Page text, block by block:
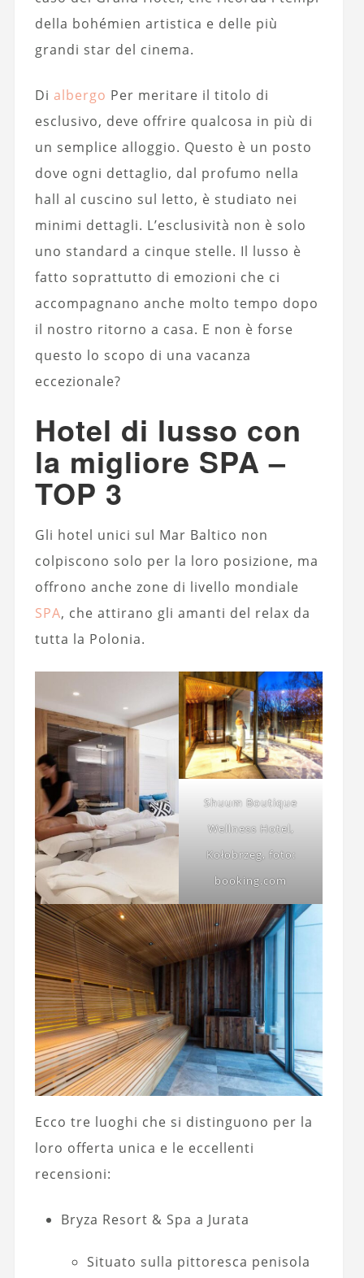
della bohémien artistica e delle più
grandi star del cinema.
Di albergo Per meritare il titolo di
esclusivo, deve offrire qualcosa in più di
un semplice alloggio. Questo è un posto
dove ogni dettaglio, dal profumo nella
hall al cuscino sul letto, è studiato nei
minimi dettagli. L’esclusività non è solo
uno standard a cinque stelle. Il lusso è
fatto soprattutto di emozioni che ci
accompagnano anche molto tempo dopo
il nostro ritorno a casa. E non è forse
questo lo scopo di una vacanza
eccezionale?
Hotel di lusso con
la migliore SPA –
TOP 3
Gli hotel unici sul Mar Baltico non
colpiscono solo per la loro posizione, ma
offrono anche zone di livello mondiale
SPA, che attirano gli amanti del relax da
tutta la Polonia.
Shuum Boutique
Wellness Hotel,
Kołobrzeg, foto:
booking.com
Ecco tre luoghi che si distinguono per la
loro offerta unica e le eccellenti
recensioni:
Bryza Resort & Spa a Jurata
Situato sulla pittoresca penisola